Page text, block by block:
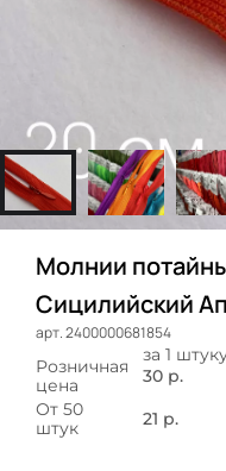
Молнии
Сицилийский
арт. 2400000681854
за 1
Розничная
цена
30 р.
От 50
штук
21 р.